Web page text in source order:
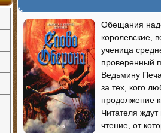
Обещания
королевские,
ученица
проверенный
Ведьмину
за тех, кого
продолжение
Читателя
чтение, от